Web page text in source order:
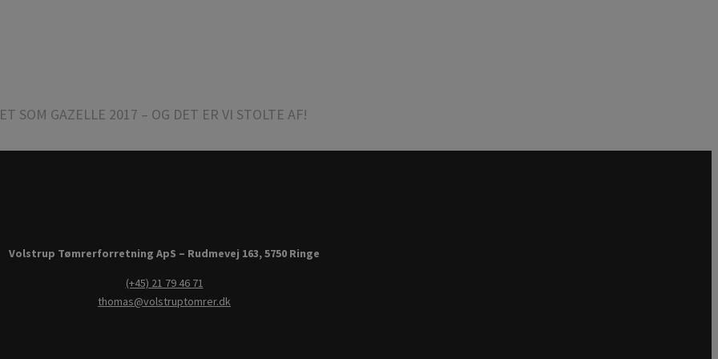
SOM GAZELLE 2017 – OG DET ER VI STOLTE AF!
Volstrup Tømrerforretning ApS – Rudmevej 163, 5750 Ringe
(+45) 21 79 46 71
thomas@volstruptomrer.dk